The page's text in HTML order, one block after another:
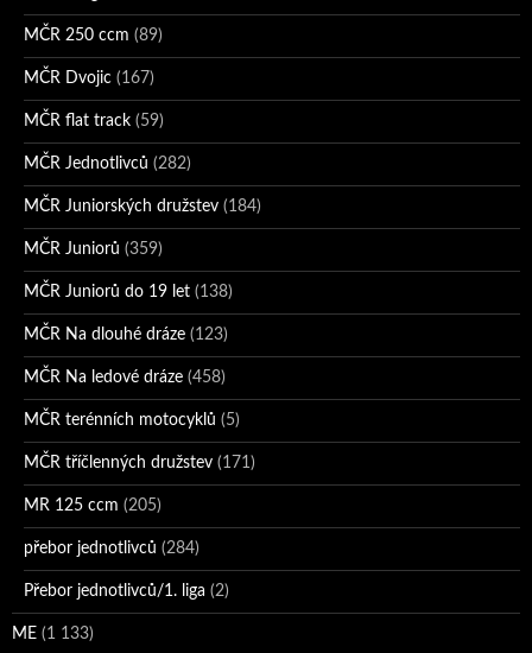
MČR 250 ccm (89)
MČR Dvojic (167)
MČR flat track (59)
MČR Jednotlivců (282)
MČR Juniorských družstev (184)
MČR Juniorů (359)
MČR Juniorů do 19 let (138)
MČR Na dlouhé dráze (123)
MČR Na ledové dráze (458)
MČR terénních motocyklů (5)
MČR tříčlenných družstev (171)
MR 125 ccm (205)
přebor jednotlivců (284)
Přebor jednotlivců/1. liga (2)
ME (1 133)